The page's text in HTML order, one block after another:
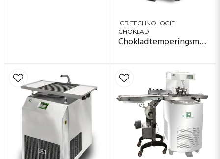
ICB TECHNOLOGIE
CHOKLAD
Chokladtemperingsmaskin